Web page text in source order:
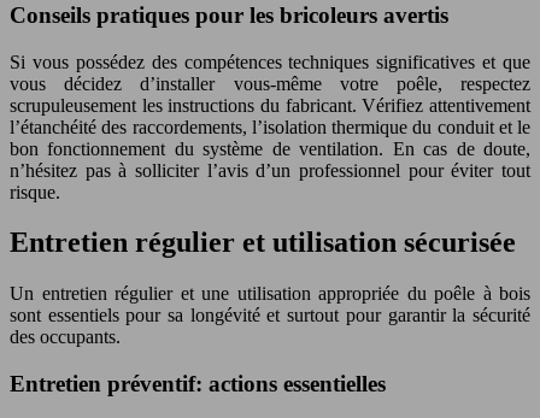
Conseils pratiques pour les bricoleurs avertis
Si vous possédez des compétences techniques significatives et que
vous décidez d’installer vous-même votre poêle, respectez
scrupuleusement les instructions du fabricant. Vérifiez attentivement
l’étanchéité des raccordements, l’isolation thermique du conduit et le
bon fonctionnement du système de ventilation. En cas de doute,
n’hésitez pas à solliciter l’avis d’un professionnel pour éviter tout
risque.
Entretien régulier et utilisation sécurisée
Un entretien régulier et une utilisation appropriée du poêle à bois
sont essentiels pour sa longévité et surtout pour garantir la sécurité
des occupants.
Entretien préventif: actions essentielles